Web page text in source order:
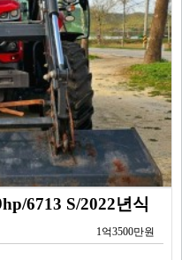
6713 S/2022년식
1억3500만원